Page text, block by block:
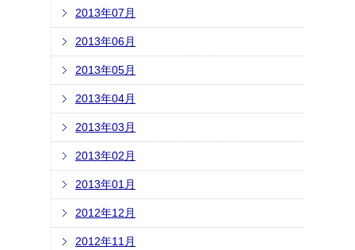
2013年07月
2013年06月
2013年05月
2013年04月
2013年03月
2013年02月
2013年01月
2012年12月
2012年11月